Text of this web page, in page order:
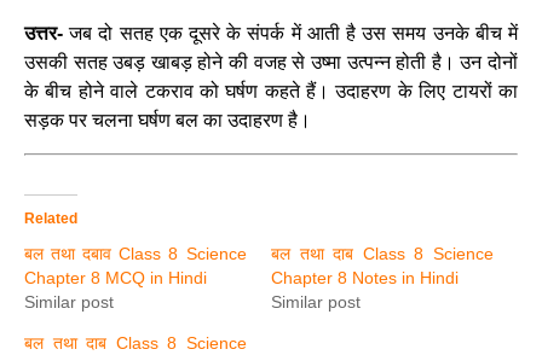
उत्तर-जब दो सतह एक दूसरे के संपर्क में आती है उस समय उनके बीच में
उसकी सतह उबड़ खाबड़ होने की वजह से उष्मा उत्पन्न होती है। उन दोनों
के बीच होने वाले टकराव को घर्षण कहते हैं। उदाहरण के लिए टायरों का
सड़क पर चलना घर्षण बल का उदाहरण है।
Related
बल तथा दबाव Class 8 Science
Chapter 8 MCQ in Hindi
Similar post
बल तथा दाब Class 8 Science
Chapter 8 Notes in Hindi
Similar post
बल तथा दाब Class 8 Science